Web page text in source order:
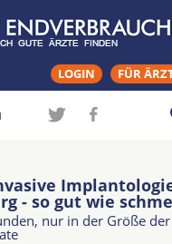
LOGIN FÜR
- so gut wie
nur in der Größe der